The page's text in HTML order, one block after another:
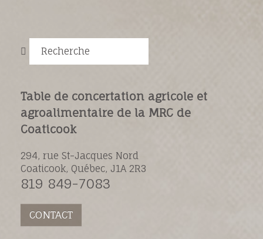
Recherche
Table de concertation agricole et
agroalimentaire de la MRC de
Coaticook
294, rue St-Jacques Nord
Coaticook, Québec, J1A 2R3
819 849-7083
CONTACT